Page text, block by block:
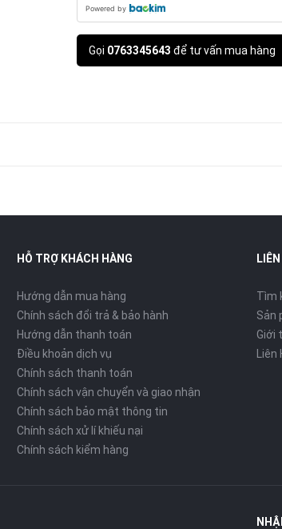
Powered by
Gọi 0763345643 để tư vấn mua hàng
HỖ TRỢ KHÁCH HÀNG
Hướng dẫn mua hàng
Chính sách đổi trả & bảo hành
Hướng dẫn thanh toán
Điều khoản dịch vụ
Chính sách thanh toán
Chính sách vận chuyển và giao nhận
Chính sách bảo mật thông tin
Chính sách xử lí khiếu nại
Chính sách kiểm hàng
Tìm
Sản
Giới
Liên